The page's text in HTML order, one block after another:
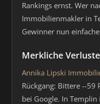
Rankings ernst. Wer
Immobilienmakler in
Gewinner nun
Merkliche
Annika Lipski
Rückgang: Bittere --59
bei Google. In